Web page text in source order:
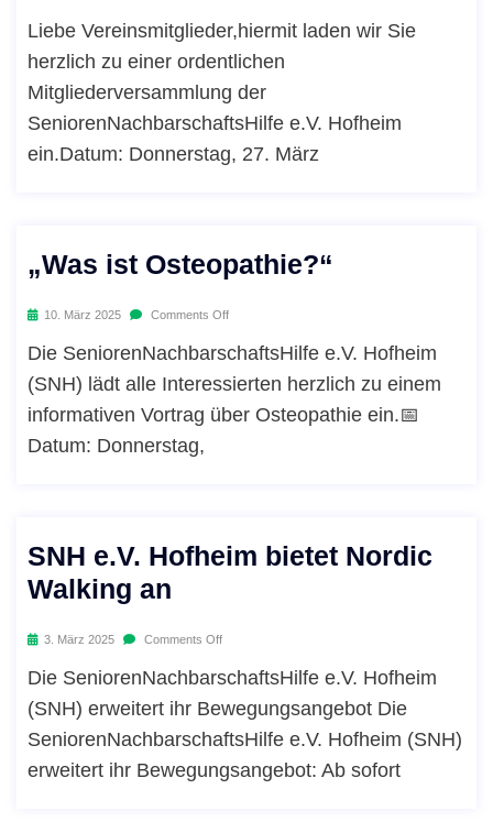
Liebe Vereinsmitglieder,hiermit laden wir Sie
herzlich zu einer ordentlichen
Mitgliederversammlung der
SeniorenNachbarschaftsHilfe e.V. Hofheim
ein.Datum: Donnerstag, 27. März
„Was ist Osteopathie?“
10. März 2025 Comments Off
Die SeniorenNachbarschaftsHilfe e.V. Hofheim
(SNH) lädt alle Interessierten herzlich zu einem
informativen Vortrag über Osteopathie ein.📅
Datum: Donnerstag,
SNH e.V. Hofheim bietet Nordic
Walking an
3. März 2025 Comments Off
Die SeniorenNachbarschaftsHilfe e.V. Hofheim
(SNH) erweitert ihr Bewegungsangebot Die
SeniorenNachbarschaftsHilfe e.V. Hofheim (SNH)
erweitert ihr Bewegungsangebot: Ab sofort